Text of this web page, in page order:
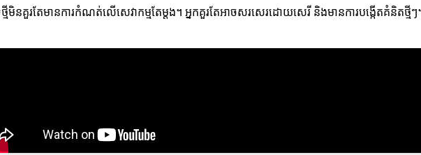
មីមិនគួរតែមានការកំណត់លេីសេវាកម្មតែម្ដង។ អ្នកគួរតែអាចសរសេរដោយសេរី និងមានការបង្កើតគំនិតថ្មីៗ